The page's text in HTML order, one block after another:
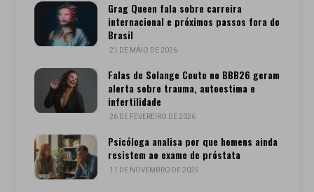
Grag Queen fala sobre carreira
internacional e próximos passos fora do
Brasil
21 DE MAIO DE 2026
Falas de Solange Couto no BBB26 geram
alerta sobre trauma, autoestima e
infertilidade
26 DE FEVEREIRO DE 2026
Psicóloga analisa por que homens ainda
resistem ao exame de próstata
11 DE NOVEMBRO DE 2025